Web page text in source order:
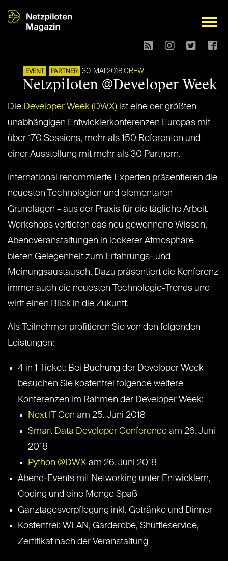
open
EVENT PARTNER 30. MAI 2018 CREW
Netzpiloten @Developer Week
Die Developer Week (DWX) ist eine der größten
unabhängigen Entwicklerkonferenzen Europas mit
über 170 Sessions, mehr als 150 Referenten und
einer Ausstellung mit mehr als 30 Partnern.
International renommierte Experten präsentieren die
neuesten Technologien und elementaren
Grundlagen – aus der Praxis für die tägliche Arbeit.
Workshops vertiefen das neu gewonnene Wissen,
Abendveranstaltungen in lockerer Atmosphäre
bieten Gelegenheit zum Erfahrungs- und
Meinungsaustausch. Dazu präsentiert die Konferenz
immer auch die neuesten Technologie-Trends und
wirft einen Blick in die Zukunft.
Als Teilnehmer profitieren Sie von den folgenden
Leistungen:
4 in 1 Ticket: Bei Buchung der Developer Week
besuchen Sie kostenfrei folgende weitere
Konferenzen im Rahmen der Developer Week:
Next IT Con am 25. Juni 2018
Smart Data Developer Conference am 26. Juni
2018
Python @DWX am 26. Juni 2018
Abend-Events mit Networking unter Entwicklern,
Coding und eine Menge Spaß
Ganztagesverpflegung inkl. Getränke und Dinner
Kostenfrei: WLAN, Garderobe, Shuttleservice,
Zertifikat nach der Veranstaltung